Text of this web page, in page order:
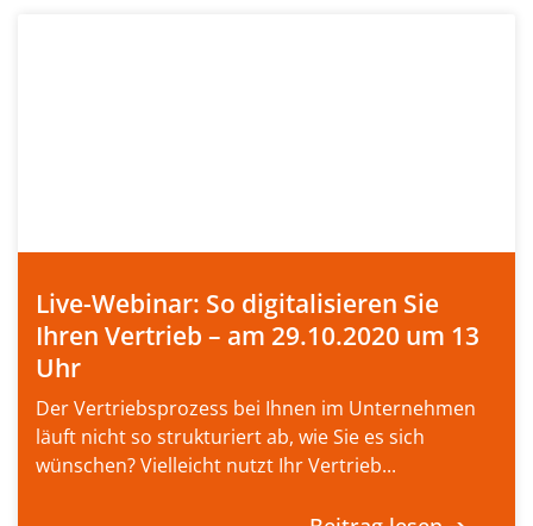
Live-Webinar: So digitalisieren Sie
Ihren Vertrieb – am 29.10.2020 um 13
Uhr
Der Vertriebsprozess bei Ihnen im Unternehmen
läuft nicht so strukturiert ab, wie Sie es sich
wünschen? Vielleicht nutzt Ihr Vertrieb...